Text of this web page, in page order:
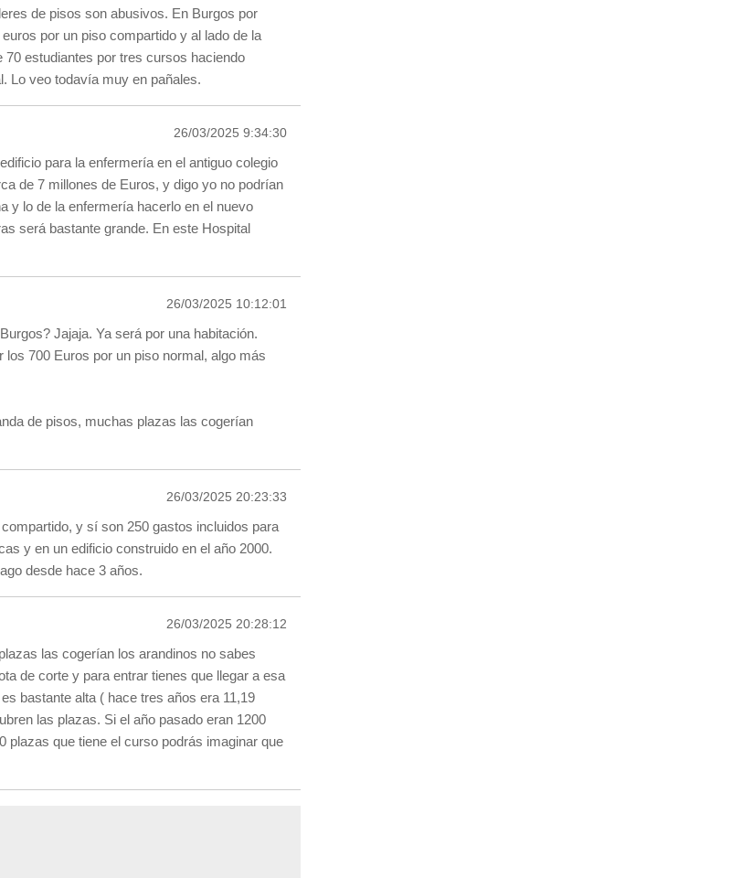
de pisos son abusivos. En Burgos por
por un piso compartido y al lado de la
70 estudiantes por tres cursos haciendo
Lo veo todavía muy en pañales.
26/03/2025 9:34:30
para la enfermería en el antiguo colegio
de 7 millones de Euros, y digo yo no podrían
y lo de la enfermería hacerlo en el nuevo
será bastante grande. En este Hospital
26/03/2025 10:12:01
Jajaja. Ya será por una habitación.
los 700 Euros por un piso normal, algo más
de pisos, muchas plazas las cogerían
26/03/2025 20:23:33
y sí son 250 gastos incluidos para
y en un edificio construido en el año 2000.
desde hace 3 años.
26/03/2025 20:28:12
las cogerían los arandinos no sabes
de corte y para entrar tienes que llegar a esa
bastante alta ( hace tres años era 11,19
las plazas. Si el año pasado eran 1200
plazas que tiene el curso podrás imaginar que